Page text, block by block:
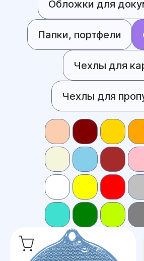
Обложки для
Папки, портфели
Чехлы для
Чехлы для